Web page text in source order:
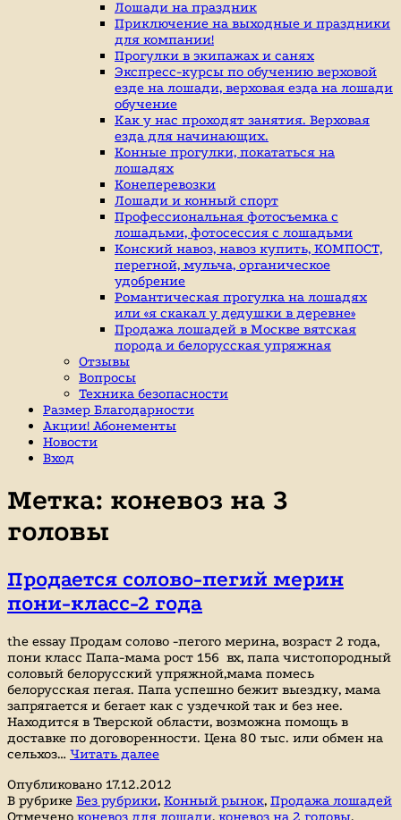
индивидуальные
Лошади на праздник
Приключение на выходные и праздники
для компании!
Прогулки в экипажах и санях
Экспресс-курсы по обучению верховой
езде на лошади, верховая езда на лошади
обучение
Как у нас проходят занятия. Верховая
езда для начинающих.
Конные прогулки, покататься на
лошадях
Конеперевозки
Лошади и конный спорт
Профессиональная фотосъемка с
лошадьми, фотосессия с лошадьми
Конский навоз, навоз купить, КОМПОСТ,
перегной, мульча, органическое
удобрение
Романтическая прогулка на лошадях
или «я скакал у дедушки в деревне»
Продажа лошадей в Москве вятская
порода и белорусская упряжная
Отзывы
Вопросы
Техника безопасности
Размер Благодарности
Акции! Абонементы
Новости
Вход
Метка: коневоз на 3
головы
Продается солово-пегий мерин
пони-класс-2 года
the essay Продам солово -пегого мерина, возраст 2 года,
пони класс Папа-мама рост 156 вх, папа чистопородный
соловый белорусский упряжной,мама помесь
белорусская пегая. Папа успешно бежит выездку, мама
запрягается и бегает как с уздечкой так и без нее.
Находится в Тверской области, возможна помощь в
доставке по договоренности. Цена 80 тыс. или обмен на
сельхоз… Читать далееПродается
пегий
мерин
Опубликовано 17.12.2012
В рубрике Без рубрики, Конный рынок, Продажа лошадей
Отмечено коневоз для лошади, коневоз на 2 головы,